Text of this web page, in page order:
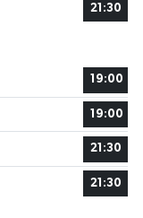
21:30
19:00
19:00
21:30
21:30